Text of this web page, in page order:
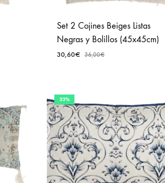
FAVORITOS
Set 2 Cojines Beiges Listas
Negras y Bolillos (45x45cm)
30,60€ 36,00€
33%